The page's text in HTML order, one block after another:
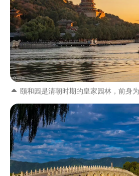
颐和园是清朝时期的皇家园林，前身